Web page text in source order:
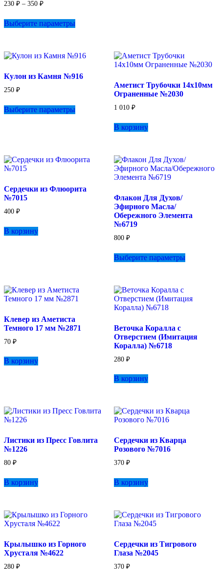
230 ₽ – 350 ₽Диапазон
230 ₽
–
Выберите параметры
Опции
выбрать
Кулон из Камня №916
250 ₽
Выберите параметры
выбрать
товара.
Аметист Трубочки 14х10мм
Ограненные №2030
1 010 ₽
В корзину
Сердечки из Флюорита
№7015
400 ₽
В корзину
Флакон Для Духов/
Эфирного Масла/
Обережного Элемента
№6719
800 ₽
Выберите параметрытовар
можно
товара.
Клевер из Аметиста
Темного 17 мм №2871
70 ₽
В корзину
Веточка Коралла с
Отверстием (Имитация
Коралла) №6718
280 ₽
В корзину
Листики из Пресс Говлита
№1226
80 ₽
В корзину
Сердечки из Кварца
Розового №7016
370 ₽
В корзину
Крылышко из Горного
Хрусталя №4622
280 ₽
Сердечки из Тигрового
Глаза №2045
370 ₽